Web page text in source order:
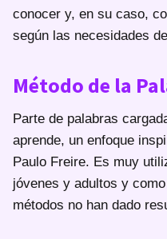
conocer y, en su caso,
según las necesidades
Método de la
Parte de palabras
aprende, un enfoque
Paulo Freire. Es muy
jóvenes y adultos y
métodos no han dado